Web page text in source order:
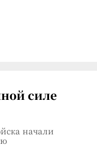
силе
начали